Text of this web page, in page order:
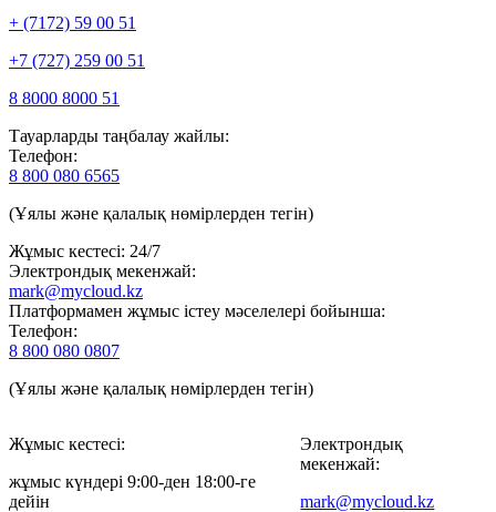
+ (7172) 59 00 51
+7 (727) 259 00 51
8 8000 8000 51
Тауарларды таңбалау жайлы:
Телефон:
8 800 080 6565
(Ұялы және қалалық нөмірлерден тегін)
Жұмыс кестесі: 24/7
Электрондық мекенжай:
mark@mycloud.kz
Платформамен жұмыс істеу мәселелері бойынша:
Телефон:
8 800 080 0807
(Ұялы және қалалық нөмірлерден тегін)
Жұмыс кестесі:
жұмыс күндері 9:00-ден 18:00-ге
дейін
Электрондық
мекенжай:
mark@mycloud.kz